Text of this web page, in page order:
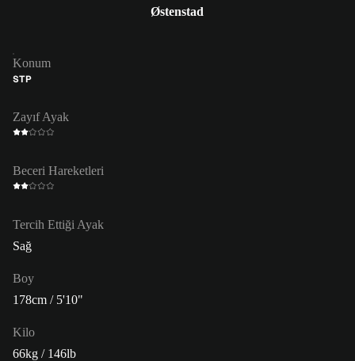
Østenstad
Konum
STP
Zayıf Ayak
Beceri Hareketleri
Tercih Ettiği Ayak
Sağ
Boy
178cm / 5'10"
Kilo
66kg / 146lb